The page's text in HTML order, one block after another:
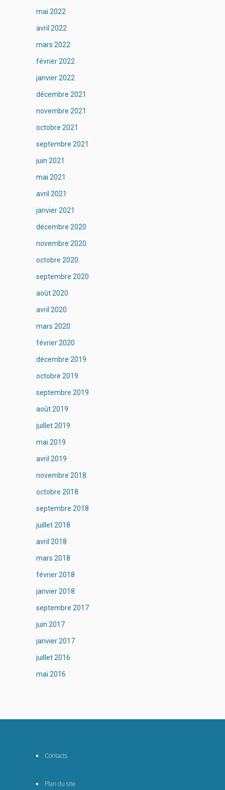
mai 2022
avril 2022
mars 2022
février 2022
janvier 2022
décembre 2021
novembre 2021
octobre 2021
septembre 2021
juin 2021
mai 2021
avril 2021
janvier 2021
décembre 2020
novembre 2020
octobre 2020
septembre 2020
août 2020
avril 2020
mars 2020
février 2020
décembre 2019
octobre 2019
septembre 2019
août 2019
juillet 2019
mai 2019
avril 2019
novembre 2018
octobre 2018
septembre 2018
juillet 2018
avril 2018
mars 2018
février 2018
janvier 2018
septembre 2017
juin 2017
janvier 2017
juillet 2016
mai 2016
Contacts
Plan du site